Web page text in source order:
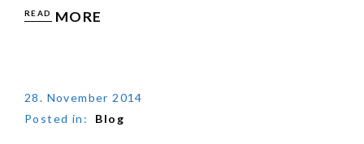
READ MORE
28. November 2014
Posted in:
Blog